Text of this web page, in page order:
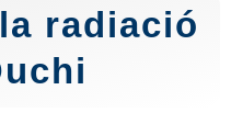
radiació